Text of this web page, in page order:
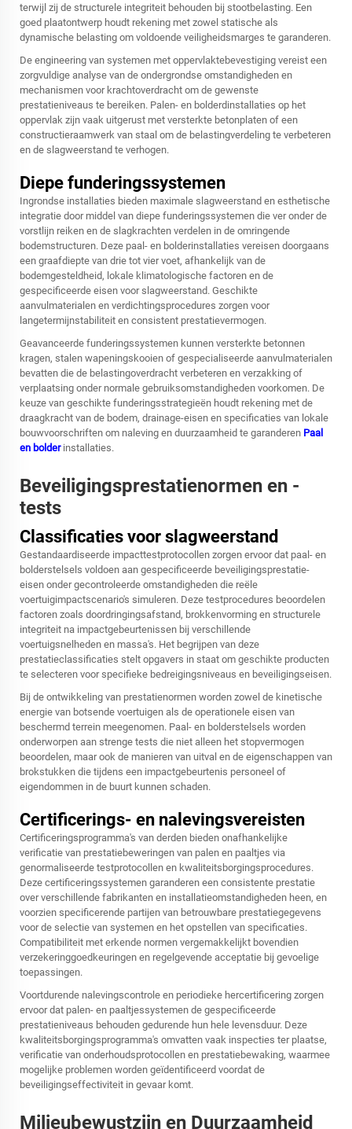
terwijl zij de structurele integriteit behouden bij stootbelasting. Een
goed plaatontwerp houdt rekening met zowel statische als
dynamische belasting om voldoende veiligheidsmarges te garanderen.
De engineering van systemen met oppervlaktebevestiging vereist een
zorgvuldige analyse van de ondergrondse omstandigheden en
mechanismen voor krachtoverdracht om de gewenste
prestatieniveaus te bereiken. Palen- en bolderdinstallaties op het
oppervlak zijn vaak uitgerust met versterkte betonplaten of een
constructieraamwerk van staal om de belastingverdeling te verbeteren
en de slagweerstand te verhogen.
Diepe funderingssystemen
Ingrondse installaties bieden maximale slagweerstand en esthetische
integratie door middel van diepe funderingssystemen die ver onder de
vorstlijn reiken en de slagkrachten verdelen in de omringende
bodemstructuren. Deze paal- en bolderinstallaties vereisen doorgaans
een graafdiepte van drie tot vier voet, afhankelijk van de
bodemgesteldheid, lokale klimatologische factoren en de
gespecificeerde eisen voor slagweerstand. Geschikte
aanvulmaterialen en verdichtingsprocedures zorgen voor
langetermijnstabiliteit en consistent prestatievermogen.
Geavanceerde funderingssystemen kunnen versterkte betonnen
kragen, stalen wapeningskooien of gespecialiseerde aanvulmaterialen
bevatten die de belastingoverdracht verbeteren en verzakking of
verplaatsing onder normale gebruiksomstandigheden voorkomen. De
keuze van geschikte funderingsstrategieën houdt rekening met de
draagkracht van de bodem, drainage-eisen en specificaties van lokale
bouwvoorschriften om naleving en duurzaamheid te garanderen Paal
en bolder installaties.
Beveiligingsprestatienormen en -
tests
Classificaties voor slagweerstand
Gestandaardiseerde impacttestprotocollen zorgen ervoor dat paal- en
bolderstelsels voldoen aan gespecificeerde beveiligingsprestatie-
eisen onder gecontroleerde omstandigheden die reële
voertuigimpactscenario's simuleren. Deze testprocedures beoordelen
factoren zoals doordringingsafstand, brokkenvorming en structurele
integriteit na impactgebeurtenissen bij verschillende
voertuigsnelheden en massa's. Het begrijpen van deze
prestatieclassificaties stelt opgavers in staat om geschikte producten
te selecteren voor specifieke bedreigingsniveaus en beveiligingseisen.
Bij de ontwikkeling van prestatienormen worden zowel de kinetische
energie van botsende voertuigen als de operationele eisen van
beschermd terrein meegenomen. Paal- en bolderstelsels worden
onderworpen aan strenge tests die niet alleen het stopvermogen
beoordelen, maar ook de manieren van uitval en de eigenschappen van
brokstukken die tijdens een impactgebeurtenis personeel of
eigendommen in de buurt kunnen schaden.
Certificerings- en nalevingsvereisten
Certificeringsprogramma's van derden bieden onafhankelijke
verificatie van prestatiebeweringen van palen en paaltjes via
genormaliseerde testprotocollen en kwaliteitsborgingsprocedures.
Deze certificeringssystemen garanderen een consistente prestatie
over verschillende fabrikanten en installatieomstandigheden heen, en
voorzien specificerende partijen van betrouwbare prestatiegegevens
voor de selectie van systemen en het opstellen van specificaties.
Compatibiliteit met erkende normen vergemakkelijkt bovendien
verzekeringgoedkeuringen en regelgevende acceptatie bij gevoelige
toepassingen.
Voortdurende nalevingscontrole en periodieke hercertificering zorgen
ervoor dat palen- en paaltjessystemen de gespecificeerde
prestatieniveaus behouden gedurende hun hele levensduur. Deze
kwaliteitsborgingsprogramma's omvatten vaak inspecties ter plaatse,
verificatie van onderhoudsprotocollen en prestatiebewaking, waarmee
mogelijke problemen worden geïdentificeerd voordat de
beveiligingseffectiviteit in gevaar komt.
Milieubewustzijn en Duurzaamheid